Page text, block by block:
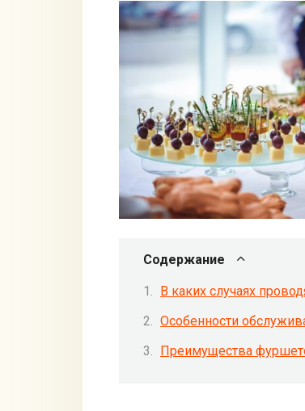
Содержание
В каких случаях
Особенности
Преимущества